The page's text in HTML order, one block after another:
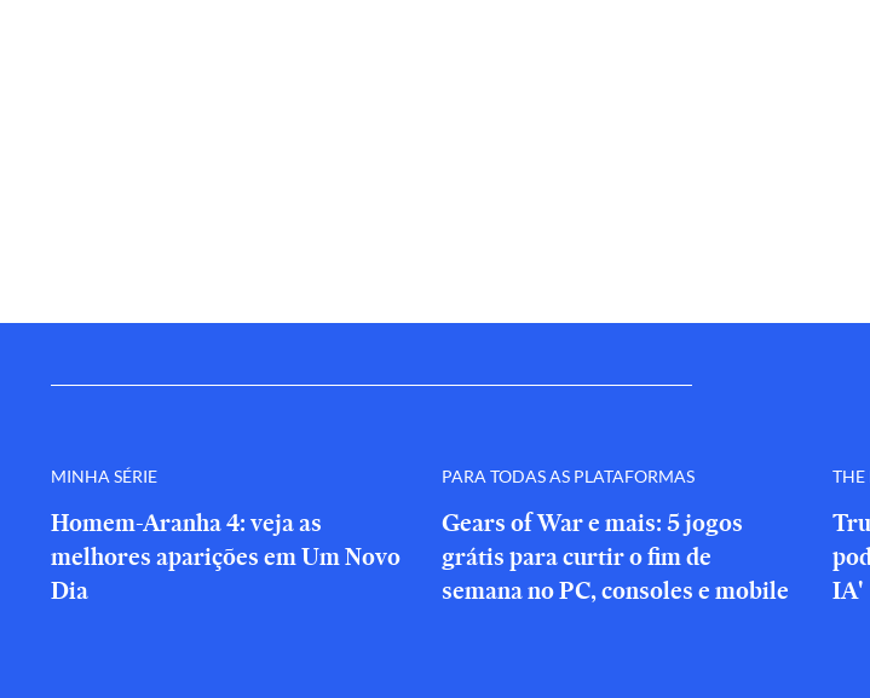
MINHA SÉRIE
Homem-Aranha 4: veja as
melhores aparições em Um Novo
Dia
PARA TODAS AS PLATAFORMAS
Gears of War e mais: 5 jogos
grátis para curtir o fim de
semana no PC, consoles e mobile
THE
IA'